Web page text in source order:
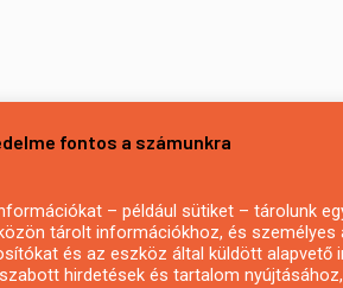
fontos a számunkra
– például sütiket – tárolunk
tárolt információkhoz, és személyes
és az eszköz által küldött alapvető
hirdetések és tartalom